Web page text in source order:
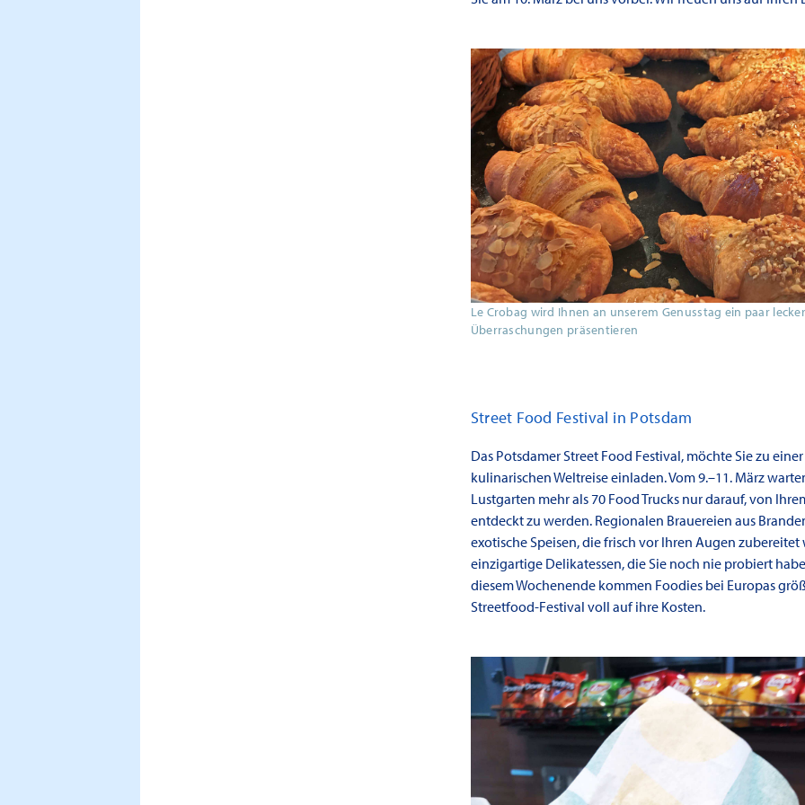
Le Crobag wird Ihnen an unserem Genusstag ein paar
Überraschungen präsentieren
Street Food Festival in Potsdam
Das Potsdamer Street Food Festival, möchte Sie zu einer
kulinarischen Weltreise einladen. Vom 9.–11. März
Lustgarten mehr als 70 Food Trucks nur darauf, von
entdeckt zu werden. Regionalen Brauereien aus
exotische Speisen, die frisch vor Ihren Augen
einzigartige Delikatessen, die Sie noch nie probiert
diesem Wochenende kommen Foodies bei Europas
Streetfood-Festival voll auf ihre Kosten.